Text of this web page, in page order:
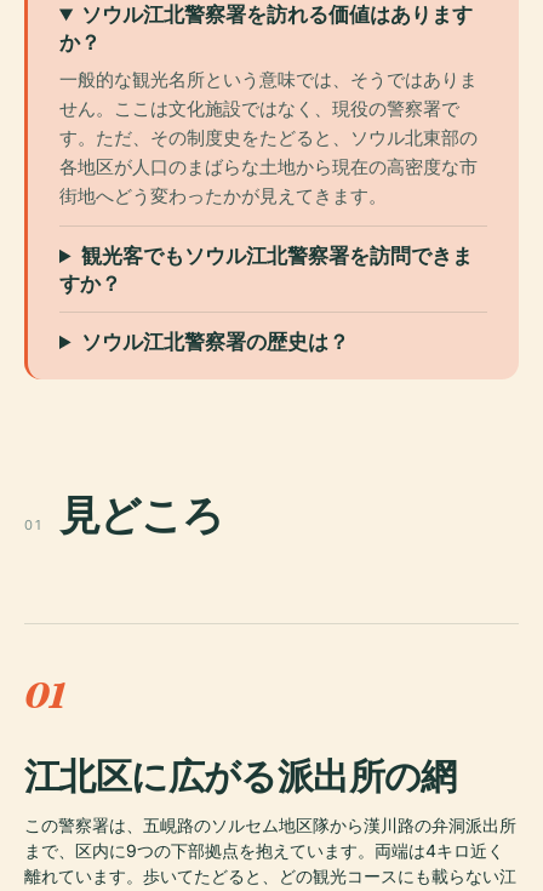
ソウル江北警察署を訪れる価値はあります
か？
一般的な観光名所という意味では、そうではありま
せん。ここは文化施設ではなく、現役の警察署で
す。ただ、その制度史をたどると、ソウル北東部の
各地区が人口のまばらな土地から現在の高密度な市
街地へどう変わったかが見えてきます。
観光客でもソウル江北警察署を訪問できま
すか？
ソウル江北警察署の歴史は？
01 見どころ
01
江北区に広がる派出所の網
この警察署は、五峴路のソルセム地区隊から漢川路の弁洞派出所
まで、区内に9つの下部拠点を抱えています。両端は4キロ近く
離れています。歩いてたどると、どの観光コースにも載らない江